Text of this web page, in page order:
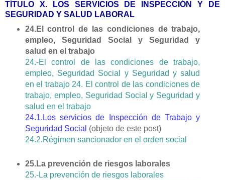
TÍTULO X. LOS SERVICIOS DE INSPECCIÓN Y DE
SEGURIDAD Y SALUD LABORAL
24.El control de las condiciones de trabajo,
empleo, Seguridad Social y Seguridad y
salud en el trabajo
24.-El control de las condiciones de trabajo,
empleo, Seguridad Social y Seguridad y salud
en el trabajo 24. El control de las condiciones de
trabajo, empleo, Seguridad Social y Seguridad y
salud en el trabajo
24.1.Los servicios de Inspección de Trabajo y
Seguridad Social (objeto de este post)
24.2.Régimen sancionador en el orden social
25.La prevención de riesgos laborales
25.-La prevención de riesgos laborales